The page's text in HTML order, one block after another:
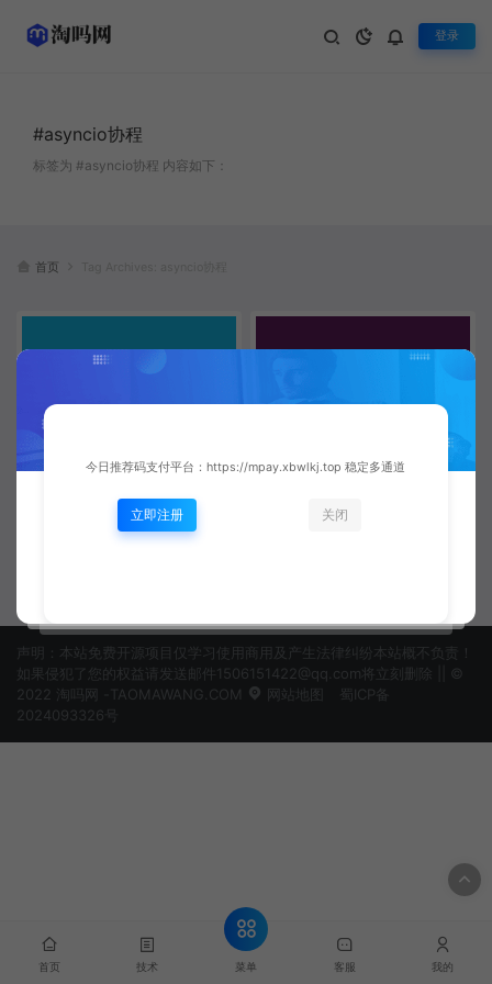
登录
#asyncio协程
标签为 #asyncio协程 内容如下：
首页
Python异步编程深度实战：从协
Python异步编程与协程深度实
声明：本站免费开源项目仅学习使用商用及产生法律纠纷本站概不负责！
如果侵犯了您的权益请发送邮件1506151422@qq.com将立刻删除 || ©
2022 淘吗网 -TAOMAWANG.COM
网站地图
蜀ICP备
2024093326号
首页 技术 菜单 客服 我的
今日推荐码支付平台：https://mpay.xbwlkj.top 稳定多通道
立即注册 关闭